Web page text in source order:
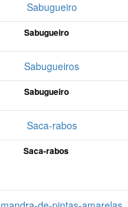
Sabugueiro
Sabugueiro
Saca-rabos